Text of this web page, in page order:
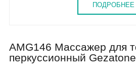
ПОДРОБНЕЕ
AMG146 Массажер для
перкуссионный Gezatone